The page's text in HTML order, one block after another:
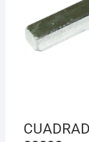
¡Hola! Soy el
Cuéntame qué